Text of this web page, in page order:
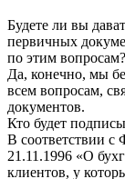
Будете ли вы
первичных
по этим вопросам?
Да, конечно, мы
всем вопросам,
документов.
Кто будет
В соответствии
21.11.1996 «О
клиентов, у